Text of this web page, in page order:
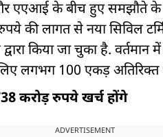
और एएआई के बीच हुए समझौते
की लागत से नया सिविल
किया जा चुका है.
लगभग 100 एकड़ अतिरिक्त
करोड़ रुपये खर्च होंगे
ADVERTISEMENT